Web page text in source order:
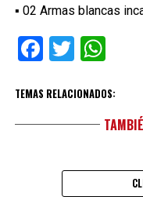
▪︎ 02 Armas blancas
Facebook
Twitter
TEMAS RELACIONADOS: